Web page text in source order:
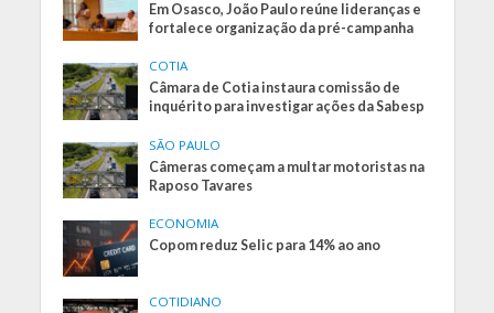
Em Osasco, João Paulo reúne lideranças e
fortalece organização da pré-campanha
COTIA
Câmara de Cotia instaura comissão de
inquérito para investigar ações da Sabesp
SÃO PAULO
Câmeras começam a multar motoristas na
Raposo Tavares
ECONOMIA
Copom reduz Selic para 14% ao ano
COTIDIANO